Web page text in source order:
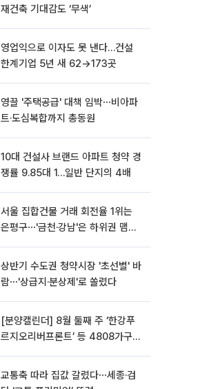
재건축 기대감도 ‘무색’
영업익으로 이자도 못 낸다…건설
한계기업 5년 새 62→173곳
영끌 '주택공급' 대책 임박⋯비아파
트·도심복합까지 총동원
10대 건설사 브랜드 아파트 청약 경
쟁률 9.85대 1…일반 단지의 4배
서울 집합건물 거래 회전율 1위는
은평구⋯'금천·강남'은 하위권 맴돌
상반기 수도권 청약시장 '초선별' 바
람⋯'상급지·분상제'로 쏠렸다
[분양캘린더] 8월 둘째 주 ‘한강푸
르지오리버프론트’ 등 4808가구
교통축 따라 집값 갈렸다⋯세종·검